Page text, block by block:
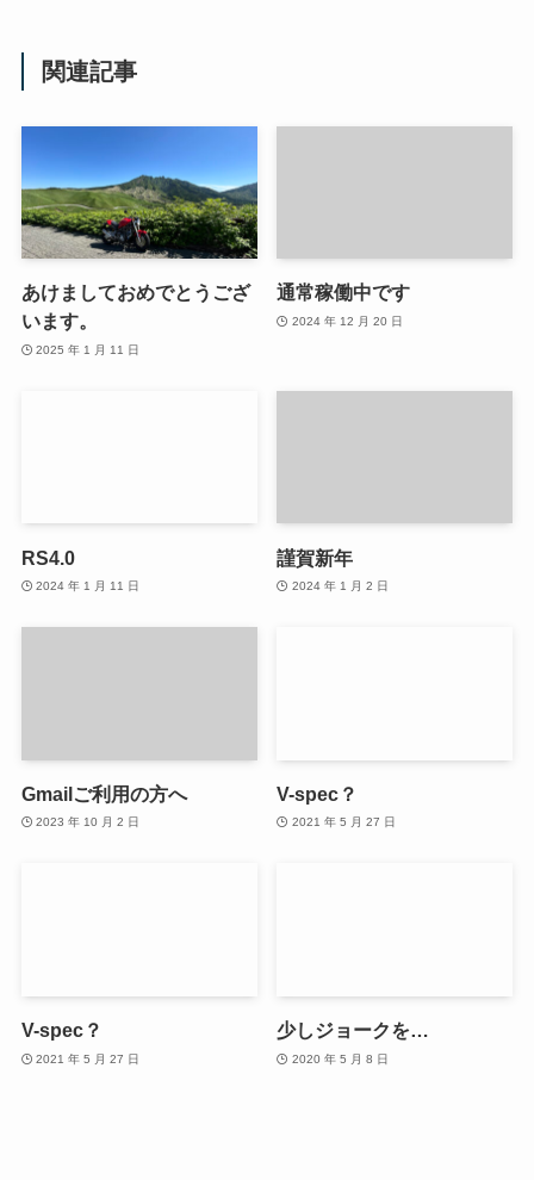
関連記事
あけましておめでとうござ
います。
2025 年 1 月 11 日
通常稼働中です
2024 年 12 月 20 日
RS4.0
2024 年 1 月 11 日
謹賀新年
2024 年 1 月 2 日
Gmailご利用の方へ
2023 年 10 月 2 日
V-spec？
2021 年 5 月 27 日
V-spec？
2021 年 5 月 27 日
少しジョークを…
2020 年 5 月 8 日